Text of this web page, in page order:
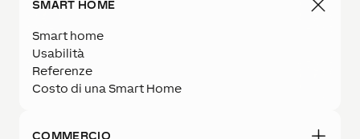
SMART HOME
Smart home
Usabilità
Referenze
Costo di una Smart Home
COMMERCIO